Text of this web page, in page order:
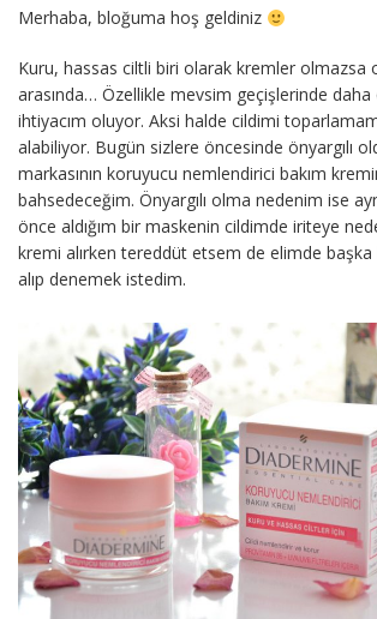
Merhaba, bloğuma hoş geldiniz
Kuru, hassas ciltli biri olarak kremler olmazsa
arasında… Özellikle mevsim geçişlerinde daha
ihtiyacım oluyor. Aksi halde cildimi toparlamam
alabiliyor. Bugün sizlere öncesinde önyargılı
markasının koruyucu nemlendirici bakım
bahsedeceğim. Önyargılı olma nedenim ise
önce aldığım bir maskenin cildimde iriteye
kremi alırken tereddüt etsem de elimde başka
alıp denemek istedim.